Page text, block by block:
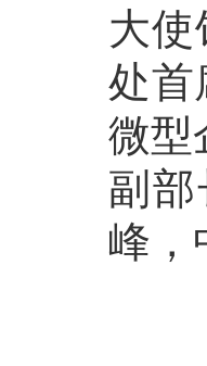
大
处首
微型
副
峰，